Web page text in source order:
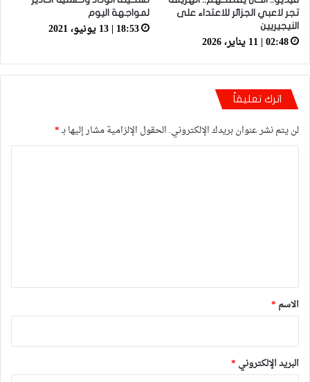
تجر لاعبي الجزائر للاعتداء على
النيجيريين
02:48 | 11 يناير، 2026
لمواجهة اليوم
18:53 | 13 يونيو، 2021
اترك تعليقاً
لن يتم نشر عنوان بريدك الإلكتروني. الحقول الإلزامية مشار إليها بـ*
*
الاسم *
البريد الإلكتروني *